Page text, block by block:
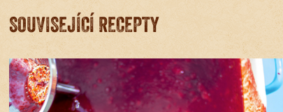
SOUVISEJÍCÍ RECEPTY